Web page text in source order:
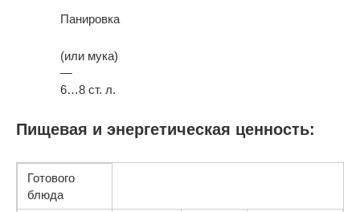
Панировка
(или мука)
—
6…8 ст. л.
Пищевая и энергетическая ценность:
Готового
блюда